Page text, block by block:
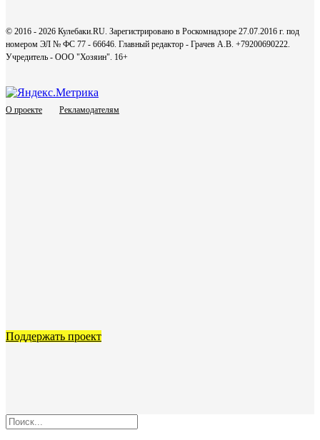
© 2016 - 2026 Кулебаки.RU. Зарегистрировано в Роскомнадзоре 27.07.2016 г. под
номером ЭЛ № ФС 77 - 66646. Главный редактор - Грачев А.В. +79200690222.
Учредитель - ООО "Хозяин". 16+
О проекте Рекламодателям
Поддержать проект